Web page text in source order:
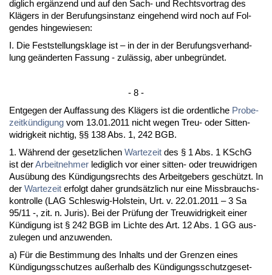
dig­lich ergänzend und auf den Sach- und Rechts­vor­trag des
Klägers in der Be­ru­fungs­in­stanz ein­ge­hend wird noch auf Fol­
gen­des hin­ge­wie­sen:
I. Die Fest­stel­lungs­kla­ge ist – in der in der Be­ru­fungs­ver­hand­
lung geänder­ten Fas­sung - zulässig, aber un­be­gründet.
- 8 -
Ent­ge­gen der Auf­fas­sung des Klägers ist die or­dent­li­che Pro­be­
zeitkündi­gung vom 13.01.2011 nicht we­gen Treu- oder Sit­ten­
wid­rig­keit nich­tig, §§ 138 Abs. 1, 242 BGB.
1. Während der ge­setz­li­chen War­te­zeit des § 1 Abs. 1 KSchG
ist derAr­beit­neh­mer le­dig­lich vor ei­ner sit­ten- oder treu­wid­ri­gen
Ausübung des Kündi­gungs­rechts des Ar­beit­ge­bers geschützt. In
der War­te­zeit er­folgt da­her grundsätz­lich nur ei­ne Miss­brauchs­
kon­trol­le (LAG Schles­wig-Hol­stein, Urt. v. 22.01.2011 – 3 Sa
95/11 -, zit. n. Ju­ris). Bei der Prüfung der Treu­wid­rig­keit ei­ner
Kündi­gung ist § 242 BGB im Lich­te des Art. 12 Abs. 1 GG aus­
zu­le­gen und an­zu­wen­den.
a) Für die Be­stim­mung des In­halts und der Gren­zen ei­nes
Kündi­gungs­schut­zes außer­halb des Kündi­gungs­schutz­ge­set­